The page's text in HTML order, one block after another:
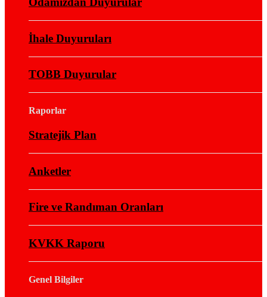
İhale Duyuruları
TOBB Duyurular
Raporlar
Stratejik Plan
Anketler
Fire ve Randıman Oranları
KVKK Raporu
Genel Bilgiler